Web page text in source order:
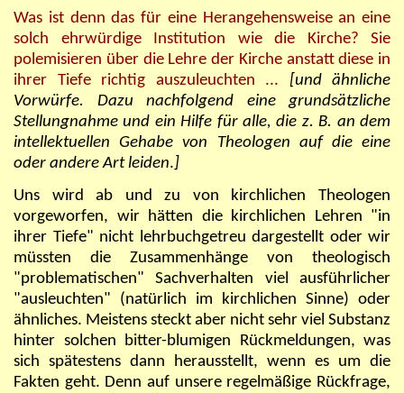
Was ist denn das für eine Herangehensweise an eine
solch ehrwürdige Institution wie die Kirche? Sie
polemisieren über die Lehre der Kirche anstatt diese in
ihrer Tiefe richtig auszuleuchten ... [und ähnliche
Vorwürfe. Dazu nachfolgend eine grundsätzliche
Stellungnahme und ein Hilfe für alle, die z. B. an dem
intellektuellen Gehabe von Theologen auf die eine
oder andere Art leiden.]
Uns wird ab und zu von kirchlichen Theologen
vorgeworfen, wir hätten die kirchlichen Lehren "in
ihrer Tiefe" nicht lehrbuchgetreu dargestellt oder wir
müssten die Zusammenhänge von theologisch
"problematischen" Sachverhalten viel ausführlicher
"ausleuchten" (natürlich im kirchlichen Sinne) oder
ähnliches. Meistens steckt aber nicht sehr viel Substanz
hinter solchen bitter-blumigen Rückmeldungen, was
sich spätestens dann herausstellt, wenn es um die
Fakten geht. Denn auf unsere regelmäßige Rückfrage,